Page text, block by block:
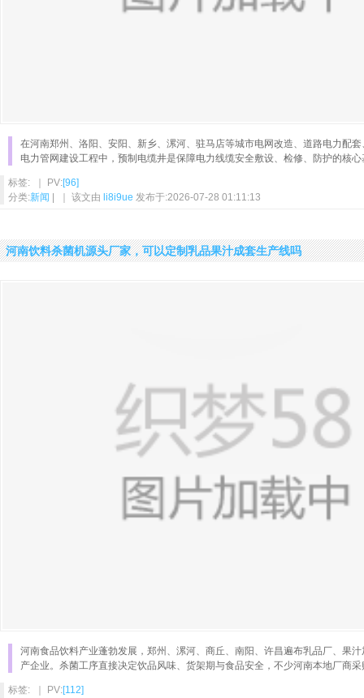
在河南郑州、洛阳、安阳、新乡、漯河、驻马店等城市电网改造、道路电力配
电力管网建设工程中，预制电缆井是保障电力线缆安全敷设、检修、防护的核心
标签: ｜ PV:[96]
分类:新闻 | ｜ 该文由 li8i9ue 发布于:2026-07-28 01:11:13
河南饮料杀菌机源头厂家，可以定制乳品果汁成套生产线吗
河南食品饮料产业蓬勃发展，郑州、漯河、商丘、南阳、许昌遍布乳品厂、果
产企业。杀菌工序直接决定饮品风味、货架期与食品安全，不少河南本地厂商采
标签: ｜ PV:[112]